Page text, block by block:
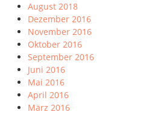
August 2018
Dezember 2016
November 2016
Oktober 2016
September 2016
Juni 2016
Mai 2016
April 2016
März 2016